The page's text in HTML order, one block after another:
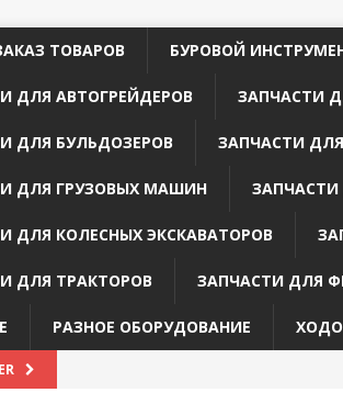
ТОВАРОВ БУРОВОЙ
ДЛЯ АВТОГРЕЙДЕРОВ ЗАПЧАСТИ
ДЛЯ БУЛЬДОЗЕРОВ ЗАПЧАСТИ
ДЛЯ ГРУЗОВЫХ МАШИН ЗАПЧАСТИ
ДЛЯ КОЛЕСНЫХ ЭКСКАВАТОРОВ
ДЛЯ ТРАКТОРОВ ЗАПЧАСТИ ДЛЯ
РАЗНОЕ ОБОРУДОВАНИЕ